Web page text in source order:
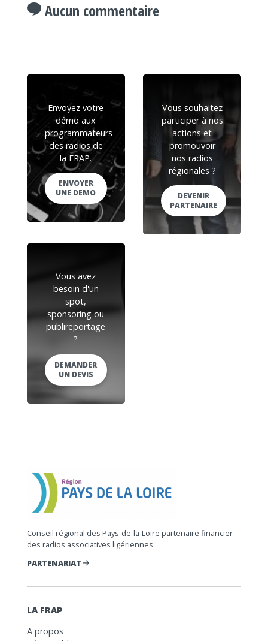
Aucun commentaire
Envoyez votre
démo aux
programmateurs
des radios de
la FRAP.
ENVOYER
UNE DEMO
Vous souhaitez
participer à nos
actions et
promouvoir
nos radios
régionales ?
DEVENIR
PARTENAIRE
Vous avez
besoin d'un
spot,
sponsoring ou
publireportage
?
DEMANDER
UN DEVIS
Conseil régional des Pays-de-la-Loire partenaire financier
des radios associatives ligériennes.
PARTENARIAT
LA FRAP
A propos